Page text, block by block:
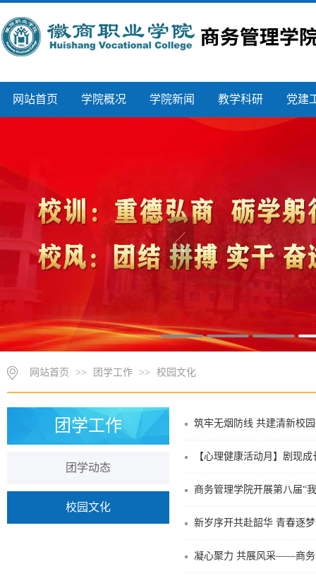
网站首页 学院概况 学院新闻 教学科研 党建
网站首页 >> 团学工作 >> 校园文化
团学工作
团学动态
校园文化
筑牢无烟防线 共建清新校
【心理健康活动月】剧现
商务管理学院开展第八届“
新岁序开共赴韶华 青春逐
凝心聚力 共展风采——商务